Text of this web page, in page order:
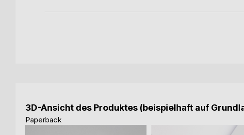
3D-Ansicht des Produktes (beispielhaft auf
Paperback